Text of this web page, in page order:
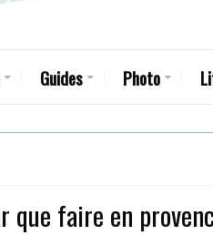
Guides Photo
faire en